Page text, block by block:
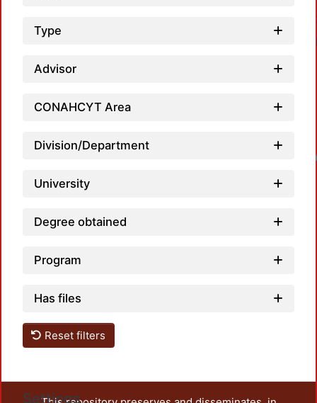
Type
Advisor
CONAHCYT Area
Division/Department
University
Degree obtained
Program
Has files
Reset filters
Settings